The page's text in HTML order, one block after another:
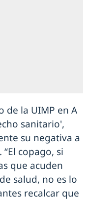
de la UIMP en A
sanitario',
su negativa a
copago, si
que acuden
salud, no es lo
recalcar que